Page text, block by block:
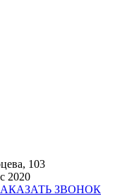
103
2020
ЗВОНОК